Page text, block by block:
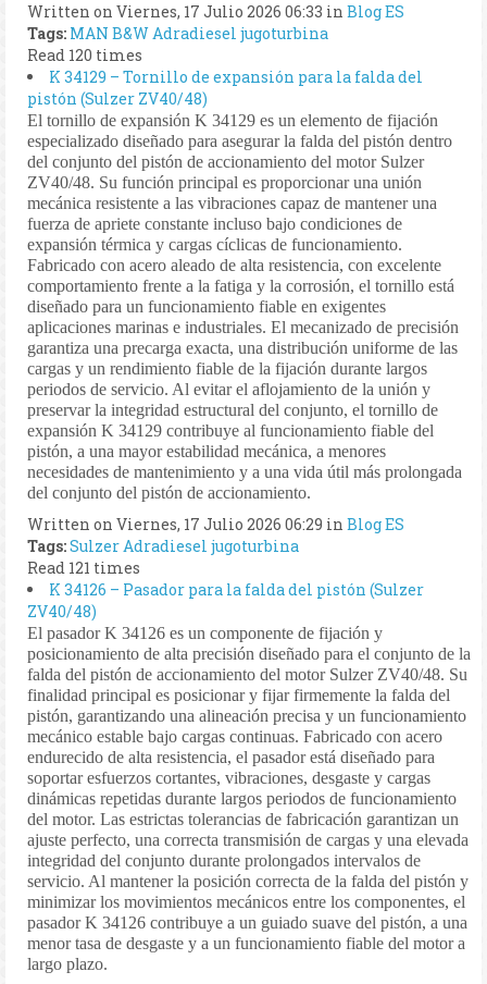
Written on Viernes, 17 Julio 2026 06:33 in Blog ES
Tags: MAN B&WAdradiesel jugoturbina
Read 120 times
K 34129 – Tornillo de expansión para la falda del
pistón (Sulzer ZV40/48)
El tornillo de expansión K 34129 es un elemento de fijación
especializado diseñado para asegurar la falda del pistón dentro
del conjunto del pistón de accionamiento del motor Sulzer
ZV40/48. Su función principal es proporcionar una unión
mecánica resistente a las vibraciones capaz de mantener una
fuerza de apriete constante incluso bajo condiciones de
expansión térmica y cargas cíclicas de funcionamiento.
Fabricado con acero aleado de alta resistencia, con excelente
comportamiento frente a la fatiga y la corrosión, el tornillo está
diseñado para un funcionamiento fiable en exigentes
aplicaciones marinas e industriales. El mecanizado de precisión
garantiza una precarga exacta, una distribución uniforme de las
cargas y un rendimiento fiable de la fijación durante largos
periodos de servicio. Al evitar el aflojamiento de la unión y
preservar la integridad estructural del conjunto, el tornillo de
expansión K 34129 contribuye al funcionamiento fiable del
pistón, a una mayor estabilidad mecánica, a menores
necesidades de mantenimiento y a una vida útil más prolongada
del conjunto del pistón de accionamiento.
Written on Viernes, 17 Julio 2026 06:29 in Blog ES
Tags:SulzerAdradiesel jugoturbina
Read 121 times
K 34126 – Pasador para la falda del pistón (Sulzer
ZV40/48)
El pasador K 34126 es un componente de fijación y
posicionamiento de alta precisión diseñado para el conjunto de la
falda del pistón de accionamiento del motor Sulzer ZV40/48. Su
finalidad principal es posicionar y fijar firmemente la falda del
pistón, garantizando una alineación precisa y un funcionamiento
mecánico estable bajo cargas continuas. Fabricado con acero
endurecido de alta resistencia, el pasador está diseñado para
soportar esfuerzos cortantes, vibraciones, desgaste y cargas
dinámicas repetidas durante largos periodos de funcionamiento
del motor. Las estrictas tolerancias de fabricación garantizan un
ajuste perfecto, una correcta transmisión de cargas y una elevada
integridad del conjunto durante prolongados intervalos de
servicio. Al mantener la posición correcta de la falda del pistón y
minimizar los movimientos mecánicos entre los componentes, el
pasador K 34126 contribuye a un guiado suave del pistón, a una
menor tasa de desgaste y a un funcionamiento fiable del motor a
largo plazo.